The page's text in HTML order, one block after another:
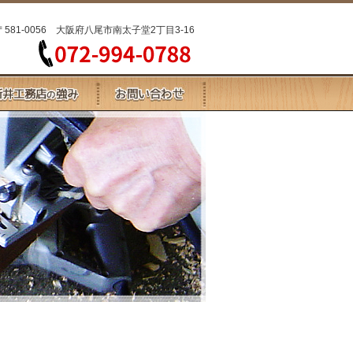
581-0056 大阪府八尾市南太子堂2丁目3-16